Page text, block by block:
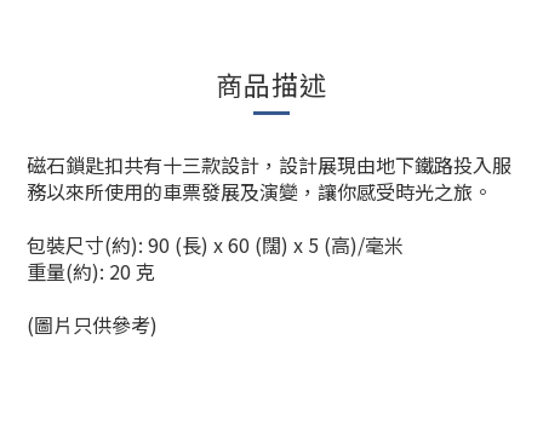
商品描述
磁石鎖匙扣共有十三款設計，設計展現由地下鐵路投入服
務以來所使用的車票發展及演變，讓你感受時光之旅。
包裝尺寸(約): 90 (長) x 60 (闊) x 5 (高)/毫米
重量(約): 20 克
(圖片只供參考)